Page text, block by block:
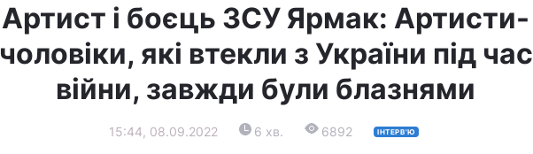
Артист і боєць ЗСУ Ярмак: Артисти-
чоловіки, які втекли з України під час
війни, завжди були блазнями
15:44, 08.09.2022 6 хв. 6892 ІНТЕРВ'Ю